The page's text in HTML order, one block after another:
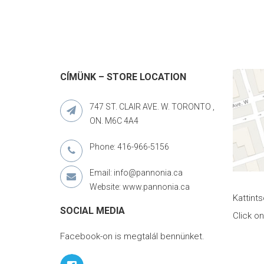
CÍMÜNK – STORE LOCATION
747 ST. CLAIR AVE. W. TORONTO ,
ON. M6C 4A4
Phone: 416-966-5156
Email: info@pannonia.ca
Website: www.pannonia.ca
SOCIAL MEDIA
Facebook-on is megtalál bennünket.
Click